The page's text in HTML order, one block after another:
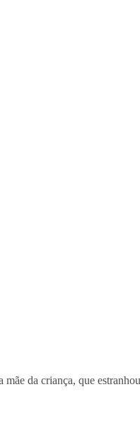
da criança, que